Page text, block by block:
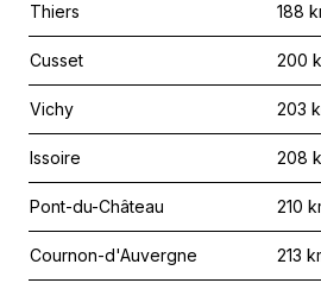
Thiers 188
Cusset 200
Vichy 203
Issoire 208
Pont-du-Château 210
Cournon-d'Auvergne 213